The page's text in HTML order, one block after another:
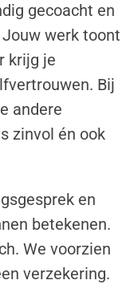
gecoacht en
werk toont
krijg je
Bij
andere
zinvol én ook
en
betekenen.
We voorzien
verzekering.